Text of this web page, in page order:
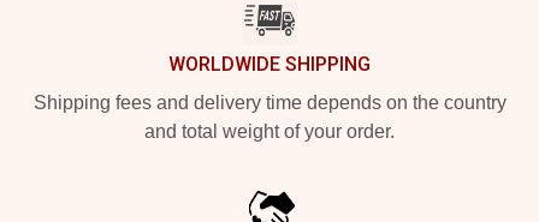
WORLDWIDE SHIPPING
Shipping fees and delivery time depends on the country
and total weight of your order.